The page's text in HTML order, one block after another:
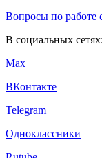
Вопросы по работе
В социальных сетях:
Max
ВКонтакте
Telegram
Одноклассники